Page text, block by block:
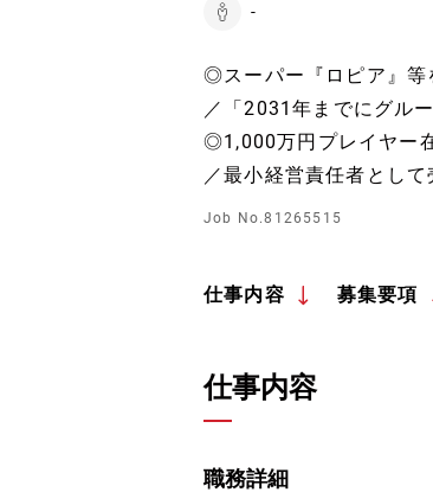
-
◎スーパー『ロピア』等
／「2031年までにグル
◎1,000万円プレイヤー
／最小経営責任者とし
Job No.81265515
仕事内容 募集要項
仕事内容
職務詳細